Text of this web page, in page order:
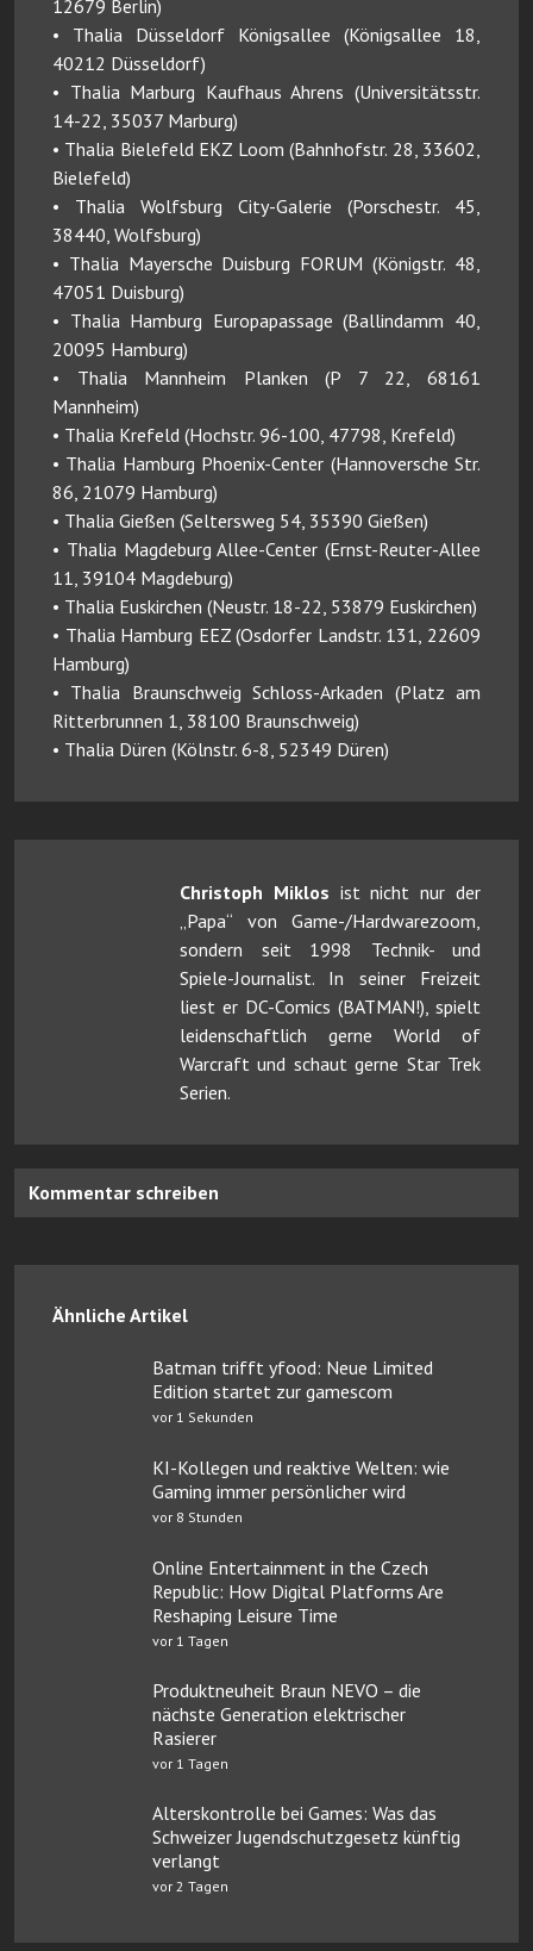
12679 Berlin)
• Thalia Düsseldorf Königsallee (Königsallee 18,
40212 Düsseldorf)
• Thalia Marburg Kaufhaus Ahrens (Universitätsstr.
14-22, 35037 Marburg)
• Thalia Bielefeld EKZ Loom (Bahnhofstr. 28, 33602,
Bielefeld)
• Thalia Wolfsburg City-Galerie (Porschestr. 45,
38440, Wolfsburg)
• Thalia Mayersche Duisburg FORUM (Königstr. 48,
47051 Duisburg)
• Thalia Hamburg Europapassage (Ballindamm 40,
20095 Hamburg)
• Thalia Mannheim Planken (P 7 22, 68161
Mannheim)
• Thalia Krefeld (Hochstr. 96-100, 47798, Krefeld)
• Thalia Hamburg Phoenix-Center (Hannoversche Str.
86, 21079 Hamburg)
• Thalia Gießen (Seltersweg 54, 35390 Gießen)
• Thalia Magdeburg Allee-Center (Ernst-Reuter-Allee
11, 39104 Magdeburg)
• Thalia Euskirchen (Neustr. 18-22, 53879 Euskirchen)
• Thalia Hamburg EEZ (Osdorfer Landstr. 131, 22609
Hamburg)
• Thalia Braunschweig Schloss-Arkaden (Platz am
Ritterbrunnen 1, 38100 Braunschweig)
• Thalia Düren (Kölnstr. 6-8, 52349 Düren)
Christoph Miklos ist nicht nur der
„Papa“ von Game-/Hardwarezoom,
sondern seit 1998 Technik- und
Spiele-Journalist. In seiner Freizeit
liest er DC-Comics (BATMAN!), spielt
leidenschaftlich gerne World of
Warcraft und schaut gerne Star Trek
Serien.
Kommentar schreiben
Ähnliche Artikel
Batman trifft yfood: Neue Limited
Edition startet zur gamescom
vor 1 Sekunden
KI-Kollegen und reaktive Welten: wie
Gaming immer persönlicher wird
vor 8 Stunden
Online Entertainment in the Czech
Republic: How Digital Platforms Are
Reshaping Leisure Time
vor 1 Tagen
Produktneuheit Braun NEVO – die
nächste Generation elektrischer
Rasierer
vor 1 Tagen
Alterskontrolle bei Games: Was das
Schweizer Jugendschutzgesetz künftig
verlangt
vor 2 Tagen